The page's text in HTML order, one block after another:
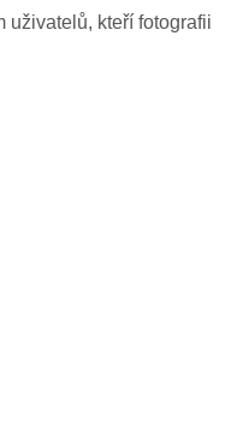
uživatelů, kteří fotografii